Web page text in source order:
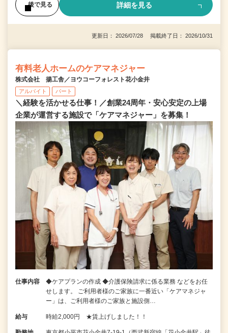
後で見る 詳細を見る
更新日： 2026/07/28 掲載終了日： 2026/10/31
有料老人ホームのケアマネジャー
株式会社 揚工舎／ヨウコーフォレスト花小金井
アルバイト パート
＼経験を活かせる仕事！／創業24周年・安心安定の上場
企業が運営する施設で「ケアマネジャー」を募集！
仕事内容
◆ケアプランの作成 ◆介護保険請求に係る業務 などをお任
せします。 ご利用者様のご家族に一番近い「ケアマネジャ
ー」は、ご利用者様のご家族と施設側…
給与 時給2,000円 ★賃上げしました！！